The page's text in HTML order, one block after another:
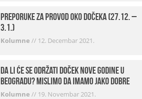
Preporuke za provod oko dočeka (27.12. –
3.1.)
Kolumne // 12. Decembar 2021.
Da li će se održati doček Nove godine u
Beogradu? Mislimo da imamo jako DOBRE
VESTI!
Kolumne // 19. Novembar 2021.